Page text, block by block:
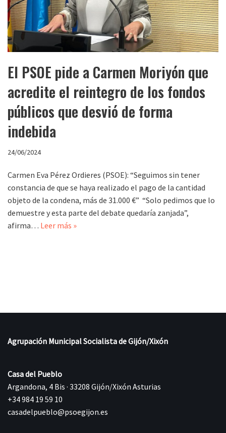
El PSOE pide a Carmen Moriyón que
acredite el reintegro de los fondos
públicos que desvió de forma
indebida
24/06/2024
Carmen Eva Pérez Ordieres (PSOE): “Seguimos sin tener
constancia de que se haya realizado el pago de la cantidad
objeto de la condena, más de 31.000 €” “Solo pedimos que lo
demuestre y esta parte del debate quedaría zanjada”,
afirma… Leer más »
Agrupación Municipal Socialista de Gijón/Xixón
Casa del Pueblo
Argandona, 4 Bis · 33208 Gijón/Xixón Asturias
+34 984 19 59 10
casadelpueblo@psoegijon.es